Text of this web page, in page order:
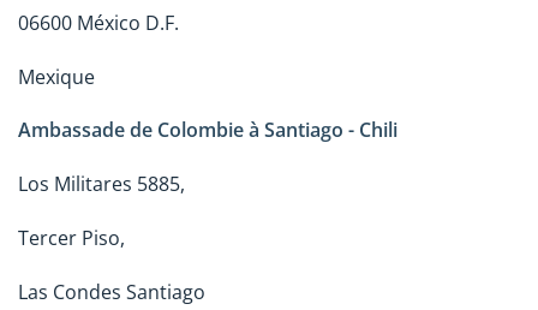
06600 México D.F.
Mexique
Ambassade de Colombie à Santiago - Chili
Los Militares 5885,
Tercer Piso,
Las Condes Santiago